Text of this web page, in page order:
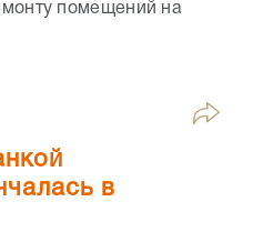
помещений на
в